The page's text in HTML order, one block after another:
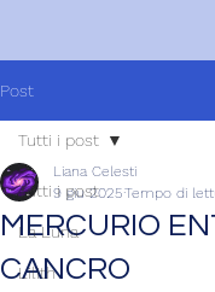
Post
Tutti i post
La Luna
Lilith
Tutti i post
MERCURIO
CANCRO
Liana Celesti
9 giu 2025Tempo di